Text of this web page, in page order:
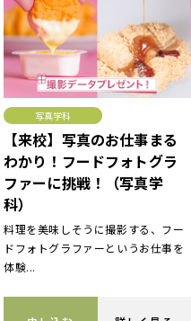
写真学科
【来校】写真のお仕事まる
わかり！フードフォトグラ
ファーに挑戦！（写真学
科）
料理を美味しそうに撮影する、フー
ドフォトグラファーというお仕事を
体験...